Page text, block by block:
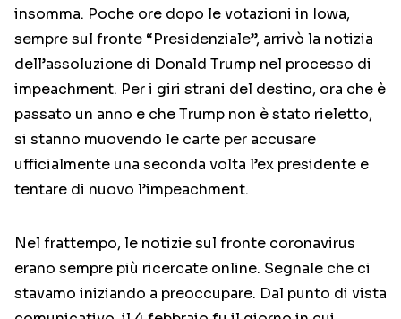
insomma. Poche ore dopo le votazioni in Iowa,
sempre sul fronte “Presidenziale”, arrivò la notizia
dell’assoluzione di Donald Trump nel processo di
impeachment. Per i giri strani del destino, ora che è
passato un anno e che Trump non è stato rieletto,
si stanno muovendo le carte per accusare
ufficialmente una seconda volta l’ex presidente e
tentare di nuovo l’impeachment.
Nel frattempo, le notizie sul fronte coronavirus
erano sempre più ricercate online. Segnale che ci
stavamo iniziando a preoccupare. Dal punto di vista